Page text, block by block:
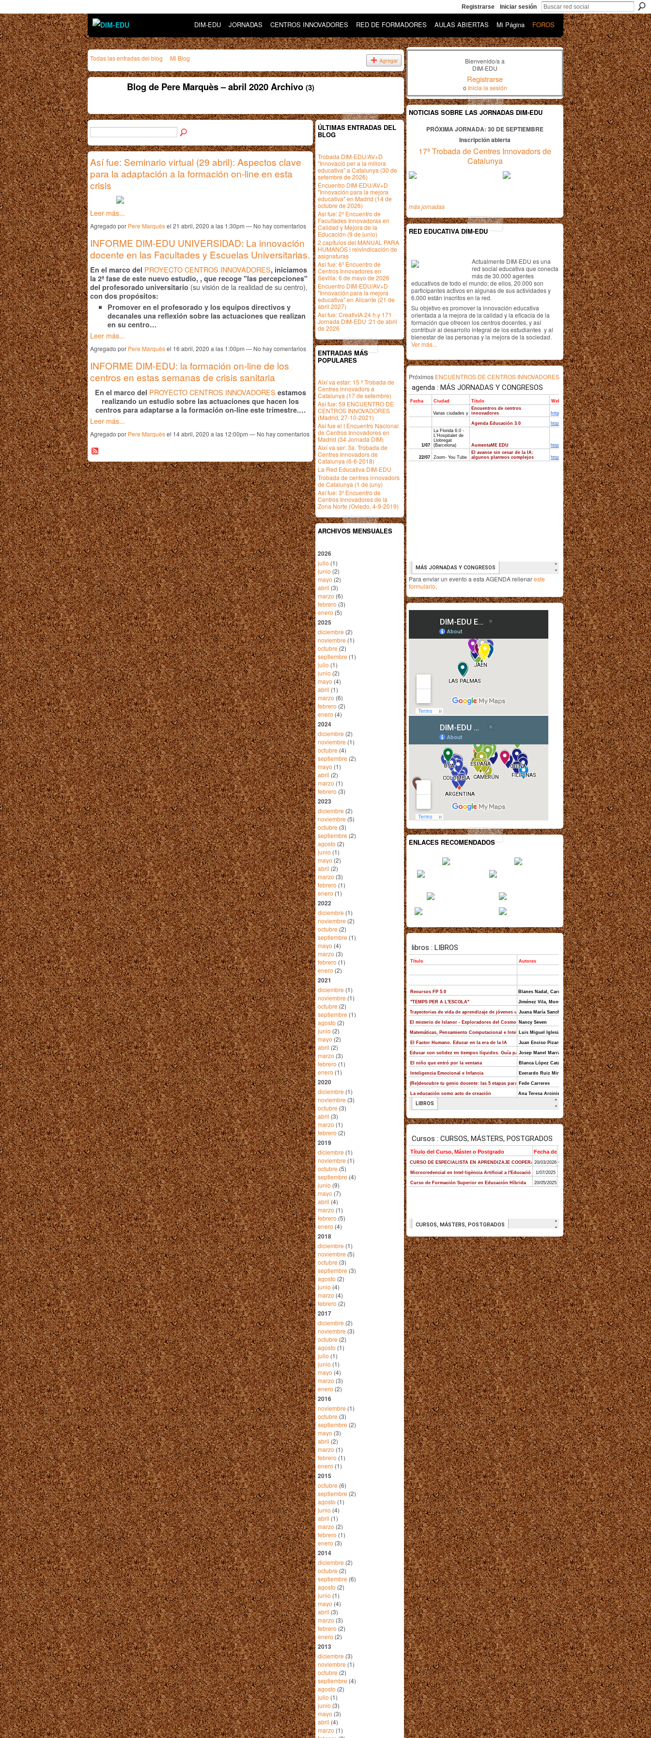
Registrarse Iniciar sesión
DIM-EDU JORNADAS CENTROS INNOVADORES RED DE FORMADORES AULAS ABIERTAS Mi Página FOROS
Todas las entradas del blog Mi Blog Agregar
Blog de Pere Marquès – abril 2020 Archivo (3)
Así fue: Seminario virtual (29 abril): Aspectos clave
para la adaptación a la formación on-line en esta
crisis
Leer más...
Agregado por Pere Marquèsel 21 abril, 2020 a las 1:30pm — No hay comentarios
INFORME DIM-EDU UNIVERSIDAD: La innovación
docente en las Facultades y Escuelas Universitarias.
En el marco del PROYECTO CENTROS INNOVADORES, iniciamos
la 2ª fase de este nuevo estudio, , que recoge "las percepciones"
del profesorado universitario (su visión de la realidad de su centro),
con dos propósitos:
Promover en el profesorado y los equipos directivos y
decanales una reflexión sobre las actuaciones que realizan
en su centro…
Leer más...
Agregado por Pere Marquèsel 16 abril, 2020 a las 1:00pm — No hay comentarios
INFORME DIM-EDU: la formación on-line de los
centros en estas semanas de crisis sanitaria
En el marco del PROYECTO CENTROS INNOVADORES estamos
realizando un estudio sobre las actuaciones que hacen los
centros para adaptarse a la formación on-line este trimestre.…
Leer más...
Agregado por Pere Marquèsel 14 abril, 2020 a las 12:00pm — No hay comentarios
ÚLTIMAS ENTRADAS DEL
BLOG
Trobada DIM-EDU/AV+D
"Innovació per a la millora
educativa" a Catalunya (30 de
setembre de 2026)
Encuentro DIM-EDU/AV+D
"Innovación para la mejora
educativa" en Madrid (14 de
octubre de 2026)
Así fue: 2º Encuentro de
Facultades Innovadoras en
Calidad y Mejora de la
Educación (9 de junio)
2 capítulos del MANUAL PARA
HUMANOS i reivindicación de
asignaturas
Así fue: 6º Encuentro de
Centros Innovadores en
Sevilla: 6 de mayo de 2026
Encuentro DIM-EDU/AV+D
"Innovación para la mejora
educativa" en Alicante (21 de
abril 2027)
Así fue: CreativIA 24 h.y 171
Jornada DIM-EDU :21 de abril
de 2026
ENTRADAS MÁS
POPULARES
Així va estar: 15 ª Trobada de
Centres innovadors a
Catalunya (17 de setembre)
Así fue: 59 ENCUENTRO DE
CENTROS INNOVADORES
(Madrid, 27-10-2021)
Así fue el I Encuentro Nacional
de Centros Innovadores en
Madrid (34 Jornada DIM)
Així va ser: 3a. Trobada de
Centres Innovadors de
Catalunya (6-6-2018)
La Red Educativa DIM-EDU
Trobada de centres innovadors
de Catalunya (1 de juny)
Así fue: 3º Encuentro de
Centros Innovadores de la
Zona Norte (Oviedo, 4-9-2019)
ARCHIVOS MENSUALES
2026
julio (1)
junio (2)
mayo (2)
abril (3)
marzo (6)
febrero (3)
enero (5)
2025
diciembre (2)
noviembre (1)
octubre (2)
septiembre (1)
julio (1)
junio (2)
mayo (4)
abril (1)
marzo (6)
febrero (2)
enero (4)
2024
diciembre (2)
noviembre (1)
octubre (4)
septiembre (2)
mayo (1)
abril (2)
marzo (1)
febrero (3)
2023
diciembre (2)
noviembre (5)
octubre (3)
septiembre (2)
agosto (2)
junio (1)
mayo (2)
abril (2)
marzo (3)
febrero (1)
enero (1)
2022
diciembre (1)
noviembre (2)
octubre (2)
septiembre (1)
mayo (4)
marzo (3)
febrero (1)
enero (2)
2021
diciembre (1)
noviembre (1)
octubre (2)
septiembre (1)
agosto (2)
junio (2)
mayo (2)
abril (2)
marzo (3)
febrero (1)
enero (1)
2020
diciembre (1)
noviembre (3)
octubre (3)
abril (3)
marzo (1)
febrero (2)
2019
diciembre (1)
noviembre (1)
octubre (5)
septiembre (4)
junio (9)
mayo (7)
abril (4)
marzo (1)
febrero (5)
enero (4)
2018
diciembre (1)
noviembre (5)
octubre (3)
septiembre (3)
agosto (2)
junio (4)
marzo (4)
febrero (2)
2017
diciembre (2)
noviembre (3)
octubre (2)
agosto (1)
julio (1)
junio (1)
mayo (4)
marzo (3)
enero (2)
2016
noviembre (1)
octubre (3)
septiembre (2)
mayo (3)
abril (2)
marzo (1)
febrero (1)
enero (1)
2015
octubre (6)
septiembre (2)
agosto (1)
junio (4)
abril (1)
marzo (2)
febrero (1)
enero (3)
2014
diciembre (2)
octubre (2)
septiembre (6)
agosto (2)
junio (1)
mayo (4)
abril (3)
marzo (3)
febrero (2)
enero (2)
2013
diciembre (3)
noviembre (1)
octubre (2)
septiembre (4)
agosto (2)
julio (1)
junio (3)
mayo (3)
abril (4)
marzo (1)
Bienvenido/a a
DIM-EDU
Registrarse
o Inicia la sesión
NOTICIAS SOBRE LAS JORNADAS DIM-EDU
PRÓXIMA JORNADA: 30 DE SEPTIEMBRE
Inscripción abierta
17ª Trobada de Centres Innovadors de
Catalunya
más jornadas
RED EDUCATIVA DIM-EDU
Actualmente DIM-EDU es una
red social educativa que conecta
más de 30.000 agentes
educativos de todo el mundo; de ellos, 20.000 son
participantes activos en algunas de sus actividades y
6.000 están inscritos en la red.
Su objetivo es promover la innovación educativa
orientada a la mejora de la calidad y la eficacia de la
formación que ofrecen los centros docentes, y así
contribuir al desarrollo integral de los estudiantes y al
bienestar de las personas y la mejora de la sociedad.
Ver más...
Próximos ENCUENTROS DE CENTROS INNOVADORES
Para enviar un evento a esta AGENDA rellenareste
formulario.
ENLACES RECOMENDADOS